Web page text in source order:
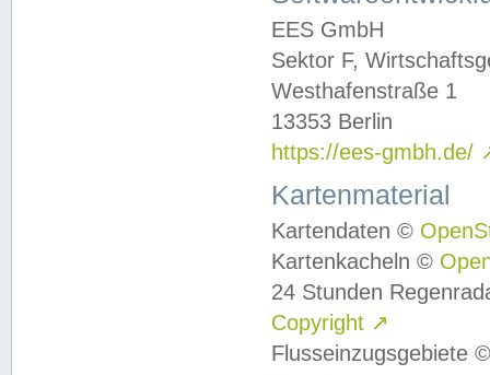
EES GmbH
Sektor F,
Westhafenstraße 1
13353 Berlin
https://ees-gmbh.de/
Kartenmaterial
Kartendaten ©
Kartenkacheln ©
24 Stunden
Copyright ↗
Flusseinzugsgebiete